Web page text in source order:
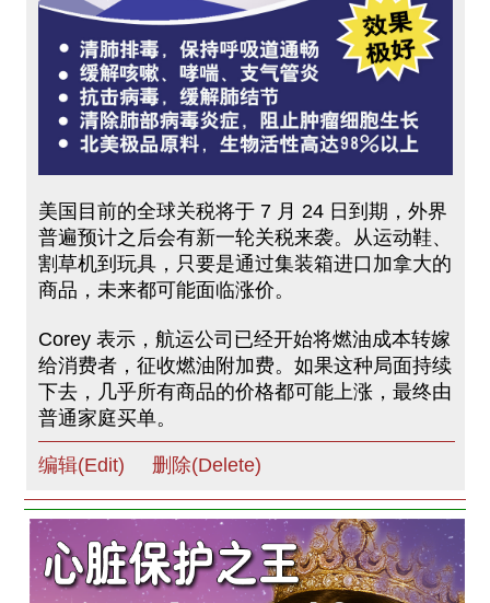
美国目前的全球关税将于 7 月 24 日到期，外界
普遍预计之后会有新一轮关税来袭。从运动鞋、
割草机到玩具，只要是通过集装箱进口加拿大的
商品，未来都可能面临涨价。
Corey 表示，航运公司已经开始将燃油成本转嫁
给消费者，征收燃油附加费。如果这种局面持续
下去，几乎所有商品的价格都可能上涨，最终由
普通家庭买单。
编辑(Edit) 删除(Delete)